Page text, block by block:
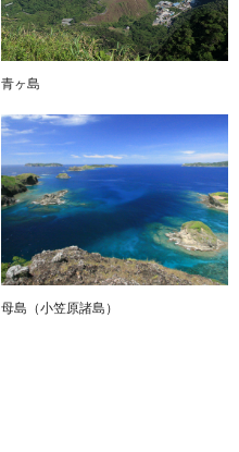
青ヶ島
母島（小笠原諸島）